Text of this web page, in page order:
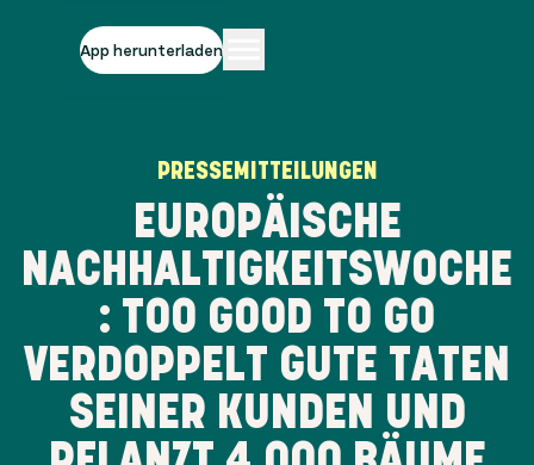
App herunterladen
PRESSEMITTEILUNGEN
EUROPÄISCHE
NACHHALTIGKEITSWOCHE
: TOO GOOD TO GO
VERDOPPELT GUTE TATEN
SEINER KUNDEN UND